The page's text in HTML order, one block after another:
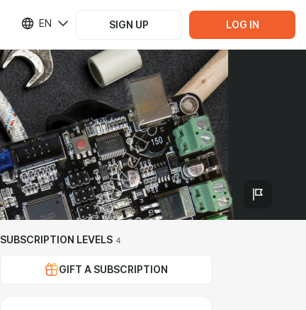
EN SIGN UP LOG IN
SUBSCRIPTION LEVELS 4
GIFT A SUBSCRIPTION